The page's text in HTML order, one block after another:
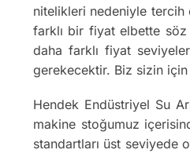
nitelikleri nedeniyle tercih
farklı bir fiyat elbette söz
daha farklı fiyat
gerekecektir. Biz sizin
Hendek Endüstriyel Su
makine stoğumuz
standartları üst seviyede